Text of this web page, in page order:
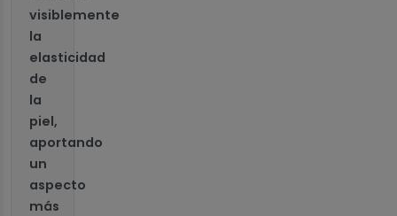
visiblemente
la
elasticidad
de
la
piel,
aportando
un
aspecto
más